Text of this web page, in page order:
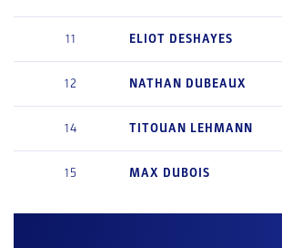
11 ELIOT DESHAYES
12 NATHAN DUBEAUX
14 TITOUAN LEHMANN
15 MAX DUBOIS